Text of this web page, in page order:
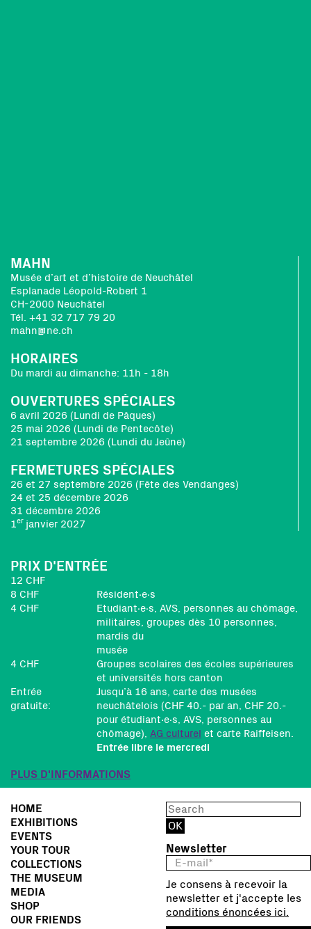
MAHN
Musée d’art et d’histoire de Neuchâtel
Esplanade Léopold-Robert 1
CH-2000 Neuchâtel
Tél. +41 32 717 79 20
mahn@ne.ch
HORAIRES
Du mardi au dimanche: 11h - 18h
OUVERTURES SPÉCIALES
6 avril 2026 (Lundi de Pâques)
25 mai 2026 (Lundi de Pentecôte)
21 septembre 2026 (Lundi du Jeûne)
FERMETURES SPÉCIALES
26 et 27 septembre 2026 (Fête des Vendanges)
24 et 25 décembre 2026
31 décembre 2026
1er janvier 2027
PRIX D'ENTRÉE
12 CHF
8 CHF
Résident∙e∙s
4 CHF
Etudiant∙e∙s, AVS, personnes au chômage,
militaires, groupes dès 10 personnes,
mardis du
musée
4 CHF
Groupes scolaires des écoles supérieures
et universités hors canton
Entrée
gratuite:
Jusqu’à 16 ans, carte des musées
neuchâtelois (CHF 40.- par an, CHF 20.-
pour étudiant∙e∙s, AVS, personnes au
chômage), AG culturel et carte Raiffeisen.
Entrée libre le mercredi
PLUS D'INFORMATIONS
HOME
EXHIBITIONS
EVENTS
YOUR TOUR
COLLECTIONS
THE MUSEUM
MEDIA
SHOP
OUR FRIENDS
Newsletter
Je consens à recevoir la
newsletter et j'accepte les
conditions énoncées ici.